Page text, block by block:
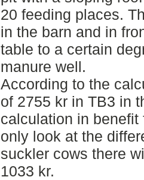
20 feeding places.
in the barn and in
table to a certain
manure well.
According to the
of 2755 kr in TB3 in
calculation in
only look at the
suckler cows there
1033 kr.